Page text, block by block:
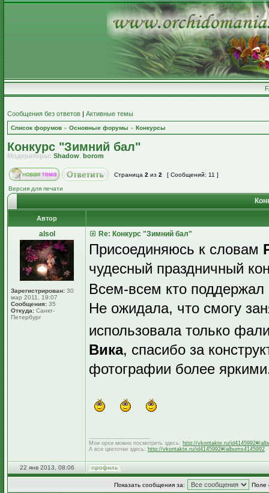
Сообщения без ответов | Активные темы
Список форумов » Основные форумы » Конкурсы
Конкурс "Зимний бал"
Модераторы: Shadow, borom
Страница 2 из 2 [ Сообщений: 11 ]
Версия для печати
Автор
alsol
Зарегистрирован: 30
мар 2011, 19:07
Сообщения: 35
Откуда: Санкт-
Петербург
Re: Конкурс "Зимний бал"
Присоединяюсь к словам
чудесный праздничный
Всем-всем кто
Не ожидала, что смогу
использовала только
Вика, спасибо за
фотографии более
Мои орхи можно посмотреть здесь: http://vkontakte.ru/id4145992#/
А все цветочки здесь: http://vkontakte.ru/id4145992#/albums4145992
22 янв 2013, 08:06
Показать сообщения за: Поле